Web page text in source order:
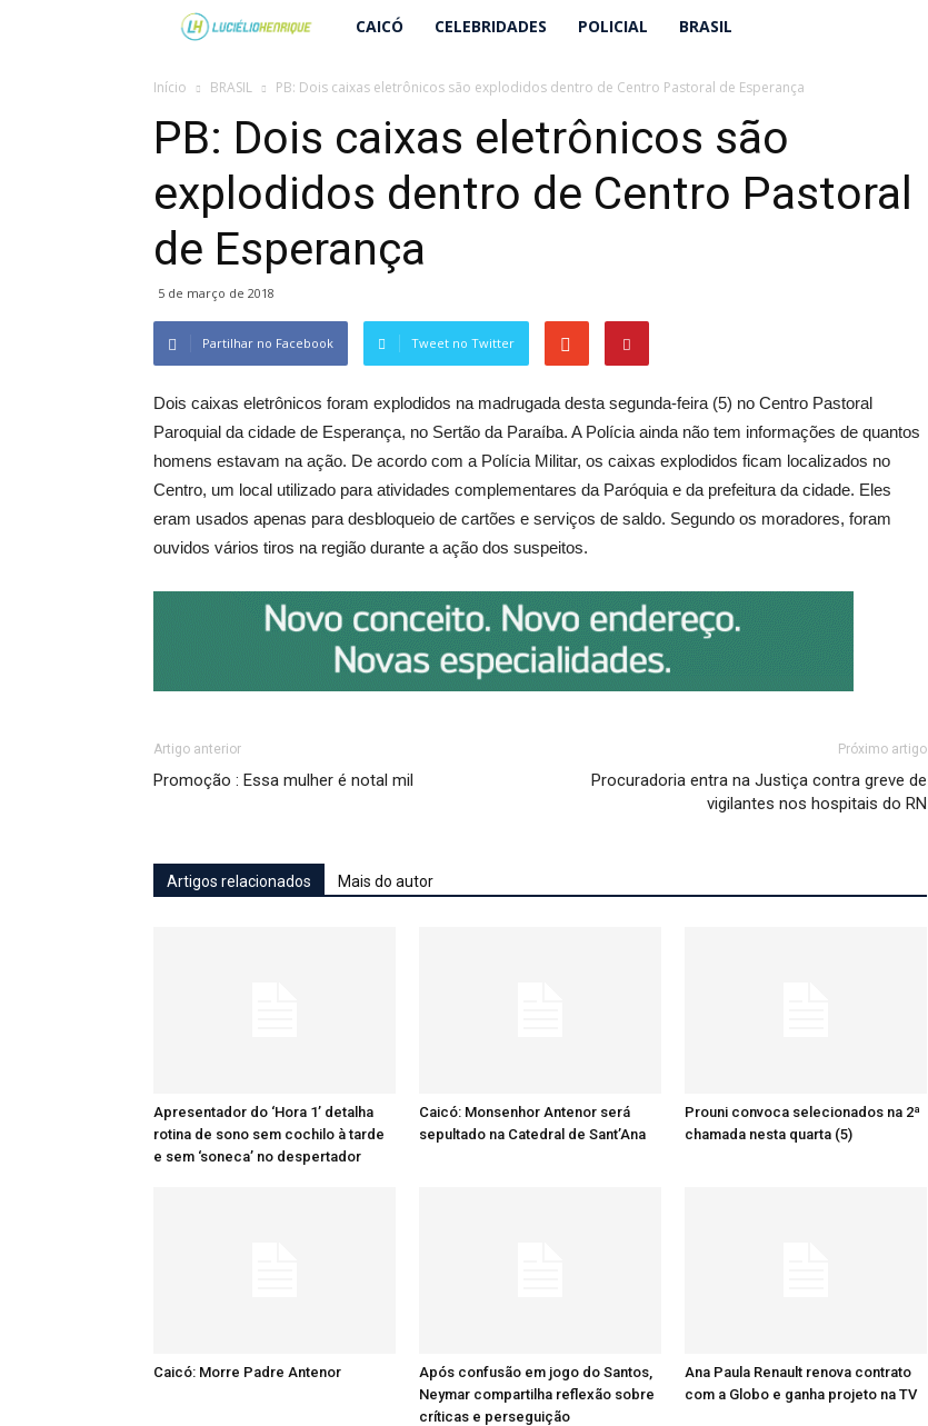
Lucielio
Henrique
CAICÓ CELEBRIDADES POLICIAL BRASIL
Início BRASIL PB: Dois caixas eletrônicos são explodidos dentro de Centro Pastoral de Esperança
PB: Dois caixas eletrônicos são
explodidos dentro de Centro Pastoral
de Esperança
5 de março de 2018
Partilhar no Facebook Tweet no Twitter
Dois caixas eletrônicos foram explodidos na madrugada desta segunda-feira (5) no Centro Pastoral
Paroquial da cidade de Esperança, no Sertão da Paraíba. A Polícia ainda não tem informações de quantos
homens estavam na ação. De acordo com a Polícia Militar, os caixas explodidos ficam localizados no
Centro, um local utilizado para atividades complementares da Paróquia e da prefeitura da cidade. Eles
eram usados apenas para desbloqueio de cartões e serviços de saldo. Segundo os moradores, foram
ouvidos vários tiros na região durante a ação dos suspeitos.
Artigo anterior
Promoção : Essa mulher é notal mil
Próximo artigo
Procuradoria entra na Justiça contra greve de
vigilantes nos hospitais do RN
Artigos relacionados Mais do autor
Apresentador do ‘Hora 1’ detalha
rotina de sono sem cochilo à tarde
e sem ‘soneca’ no despertador
Caicó: Monsenhor Antenor será
sepultado na Catedral de Sant’Ana
Prouni convoca selecionados na 2ª
chamada nesta quarta (5)
Caicó: Morre Padre Antenor
Após confusão em jogo do Santos,
Neymar compartilha reflexão sobre
críticas e perseguição
Ana Paula Renault renova contrato
com a Globo e ganha projeto na TV